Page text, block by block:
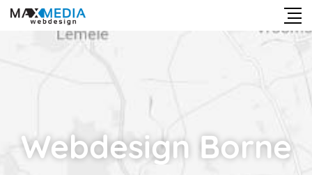
Webdesign Borne